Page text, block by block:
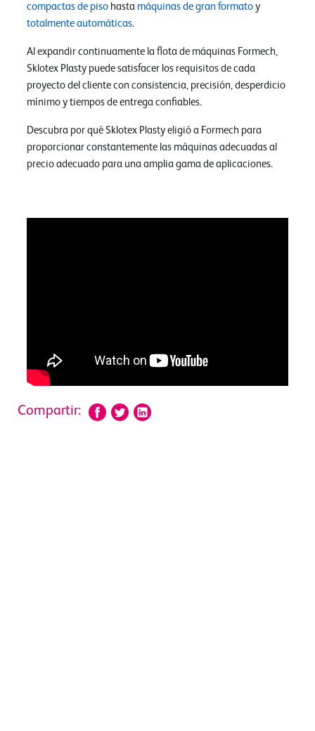
compactas de piso hasta máquinas de gran formato y
totalmente automáticas.
Al expandir continuamente la flota de máquinas Formech,
Sklotex Plasty puede satisfacer los requisitos de cada
proyecto del cliente con consistencia, precisión, desperdicio
mínimo y tiempos de entrega confiables.
Descubra por qué Sklotex Plasty eligió a Formech para
proporcionar constantemente las máquinas adecuadas al
precio adecuado para una amplia gama de aplicaciones.
Compartir: